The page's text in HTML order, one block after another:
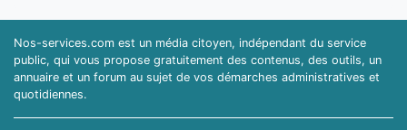
Nos-services.com est un média citoyen, indépendant du service
public, qui vous propose gratuitement des contenus, des outils, un
annuaire et un forum au sujet de vos démarches administratives et
quotidiennes.